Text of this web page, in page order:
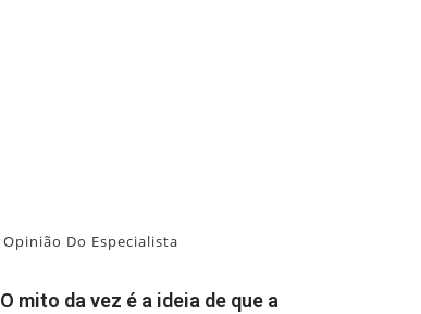
Opinião Do Especialista
O mito da vez é a ideia de que a